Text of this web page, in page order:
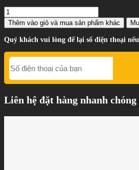
Thêm vào giỏ và mua sản phẩm khác
Quý khách vui lòng để lại số điện thoại
Liên hệ đặt hàng nhanh chóng